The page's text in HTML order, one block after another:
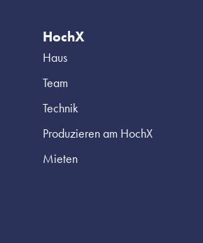
HochX
Haus
Team
Technik
Produzieren am HochX
Mieten